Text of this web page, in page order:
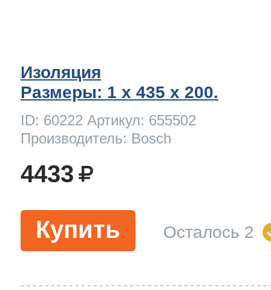
Изоляция
Размеры: 1 x 435 х 200.
ID: 60222 Артикул: 655502
Производитель: Bosch
4433
Купить Осталось 2